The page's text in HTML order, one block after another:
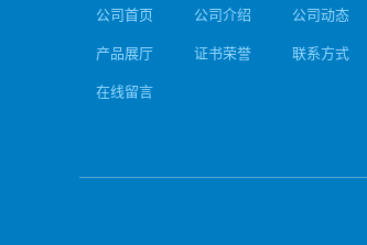
公司首页 公司介绍 公司动态
产品展厅 证书荣誉 联系方式
在线留言